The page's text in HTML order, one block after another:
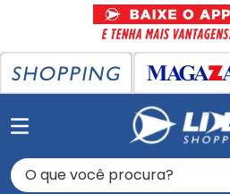
O que você procura?